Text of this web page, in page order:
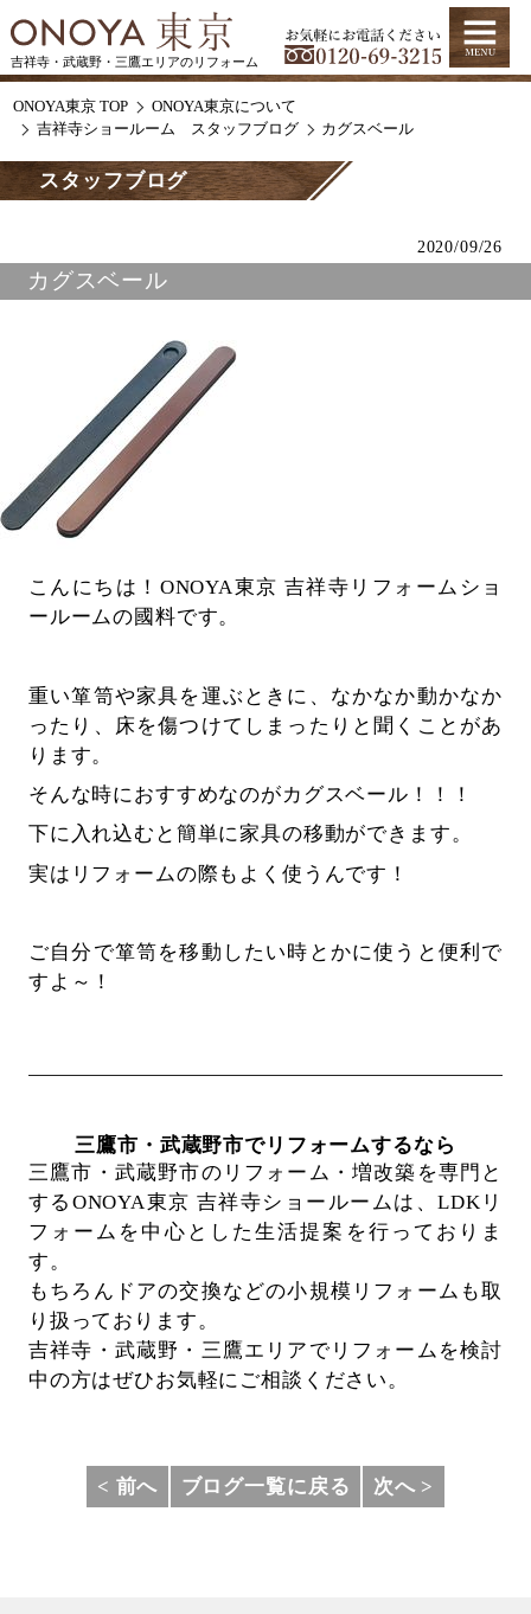
吉祥寺・武蔵野・三鷹エリアのリフォーム
ONOYA東京 TOP
ONOYA東京について
吉祥寺ショールーム スタッフブログ
カグスベール
スタッフブログ
2020/09/26
カグスベール
こんにちは！ONOYA東京 吉祥寺リフォームショ
ールームの國料です。
重い箪笥や家具を運ぶときに、なかなか動かなか
ったり、床を傷つけてしまったりと聞くことがあ
ります。
そんな時におすすめなのがカグスベール！！！
下に入れ込むと簡単に家具の移動ができます。
実はリフォームの際もよく使うんです！
ご自分で箪笥を移動したい時とかに使うと便利で
すよ～！
三鷹市・武蔵野市でリフォームするなら
三鷹市・武蔵野市のリフォーム・増改築を専門と
するONOYA東京 吉祥寺ショールームは、LDKリ
フォームを中心とした生活提案を行っておりま
す。
もちろんドアの交換などの小規模リフォームも取
り扱っております。
吉祥寺・武蔵野・三鷹エリアでリフォームを検討
中の方はぜひお気軽にご相談ください。
< 前へ ブログ一覧に戻る 次へ >